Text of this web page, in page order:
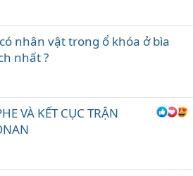
c
nhân vật trong ổ khóa ở bìa
nhất ?
VÀ KẾT CỤC TRẬN